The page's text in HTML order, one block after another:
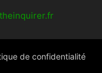
de confidentialité